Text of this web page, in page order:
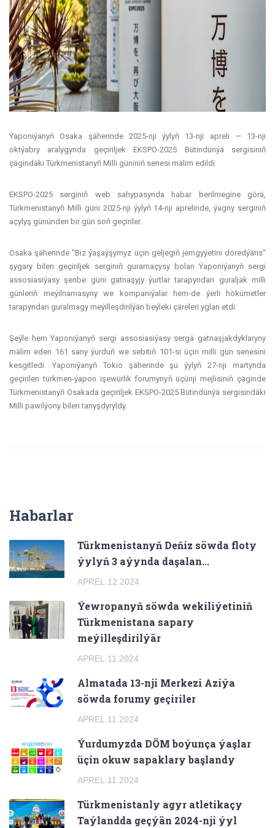
Ýaponiýanyň Osaka şäherinde 2025-nji ýylyň 13-nji apreli — 13-nji
oktýabry aralygynda geçiriljek EKSPO-2025 Bütindünýä sergisiniň
çägindäki Türkmenistanyň Milli güniniň senesi mälim edildi.
EKSPO-2025 serginiň web sahypasynda habar berilmegine görä,
Türkmenistanyň Milli güni 2025-nji ýylyň 14-nji aprelinde, ýagny serginiň
açylyş gününden bir gün soň geçiriler.
Osaka şäherinde "Biz ýaşaýşymyz üçin geljegiň jemgyýetini döredýäris"
şygary bilen geçiriljek serginiň guramaçysy bolan Ýaponiýanyň sergi
assosiasiýasy şenbe güni gatnaşyjy ýurtlar tarapyndan guraljak milli
günleriň meýilnamasyny we kompaniýalar hem-de ýerli hökümetler
tarapyndan guralmagy meýilleşdirilýän beýleki çäreleri yglan etdi.
Şeýle hem Ýaponiýanyň sergi assosiasiýasy sergä gatnaşjakdyklaryny
mälim eden 161 sany ýurduň we sebitiň 101-si üçin milli gün senesini
kesgitledi. Ýaponiýanyň Tokio şäherinde şu ýylyň 27-nji martynda
geçirilen türkmen-ýapon işewürlik forumynyň üçünji mejlisiniň çäginde
Türkmenistanyň Osakada geçiriljek EKSPO-2025 Bütindünýä sergisindäki
Milli pawilýony bilen tanyşdyryldy.
Habarlar
Türkmenistanyň Deňiz söwda floty
ýylyň 3 aýynda daşalan...
APREL.12.2024
Ýewropanyň söwda wekiliýetiniň
Türkmenistana sapary
meýilleşdirilýär
APREL.11.2024
Almatada 13-nji Merkezi Aziýa
söwda forumy geçiriler
APREL.11.2024
Ýurdumyzda DÖM boýunça ýaşlar
üçin okuw sapaklary başlandy
APREL.11.2024
Türkmenistanly agyr atletikaçy
Taýlandda geçýän 2024-nji ýyl